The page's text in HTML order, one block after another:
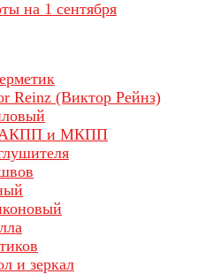
на 1 сентября
Reinz (Виктор Рейнз)
АКПП и МКПП
и зеркал